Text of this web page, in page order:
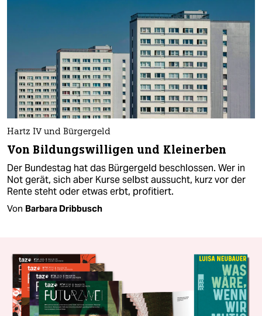
Hartz IV und Bürgergeld
Von Bildungswilligen und Kleinerben
Der Bundestag hat das Bürgergeld beschlossen. Wer in
Not gerät, sich aber Kurse selbst aussucht, kurz vor der
Rente steht oder etwas erbt, profitiert.
Von Barbara Dribbusch